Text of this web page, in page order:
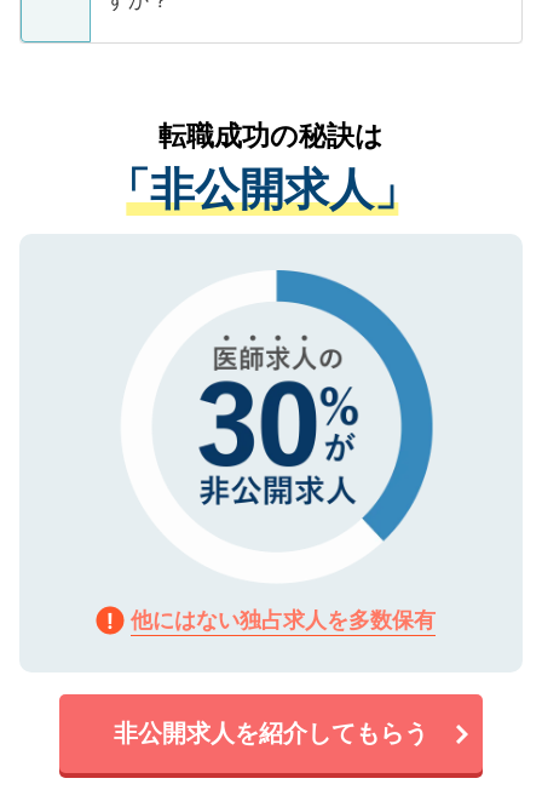
支援を目的に使用いたします。お預かりし
ているすべての個人データはご本人の許可
は、個人情報の取り扱いについての厳密な
管理基準を満たした事業者のみに付与され
る、プライバシーマークを取得済みです。
で、機密保持に関してもご安心ください。
かがいして、現在の医療機関の状況や紹介
経験をまじえながら、適切なアドバイスを
させていただきます。すぐにご転職をされ
ない方には、長期的なサポートが可能です
ので、まずはご登録ください。
転職成功の秘訣は
「非公開求人」
他にはない独占求人を多数保有
非公開求人を紹介してもらう